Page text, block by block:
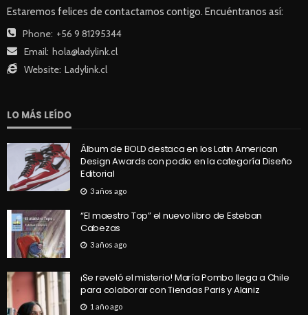
Estaremos felices de contactarnos contigo. Encuéntranos así:
Phone: +56 9 81295344
Email: hola@ladylink.cl
Website: Ladylink.cl
LO MÁS LEÍDO
Álbum de BOLD destaca en los Latin American
Design Awards con podio en la categoría Diseño
Editorial
3 años ago
“El maestro Top” el nuevo libro de Esteban
Cabezas
3 años ago
¡Se reveló el misterio! María Pombo llega a Chile
para colaborar con Tiendas Paris y Alaniz
1 año ago